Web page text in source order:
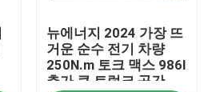
뉴에너지 2024 가장 뜨
거운 순수 전기 차량
250N.m 토크 맥스 986l
추가 큰 트렁크 공간